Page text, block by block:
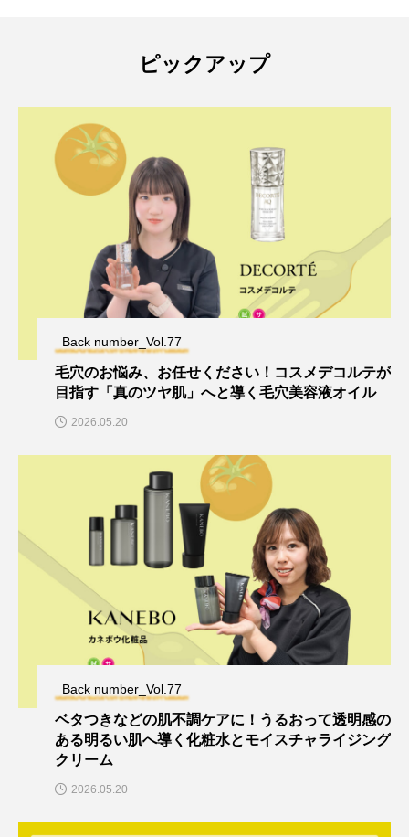
ピックアップ
Back number_Vol.77
毛穴のお悩み、お任せください！コスメデコルテが
目指す「真のツヤ肌」へと導く毛穴美容液オイル
2026.05.20
Back number_Vol.77
ベタつきなどの肌不調ケアに！うるおって透明感の
ある明るい肌へ導く化粧水とモイスチャライジング
クリーム
2026.05.20